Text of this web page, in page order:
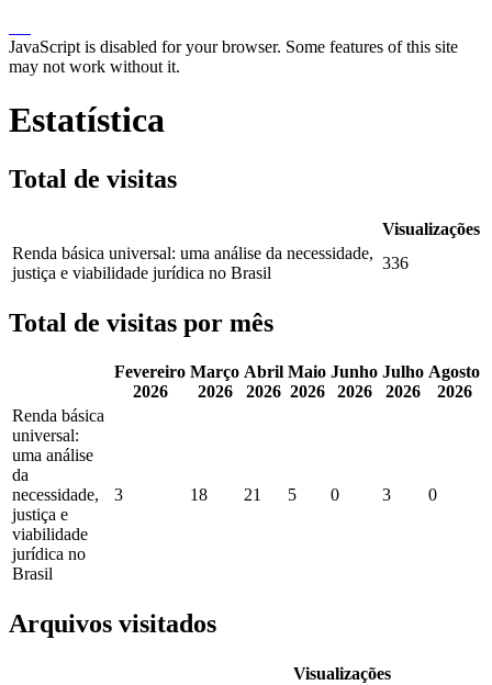
JavaScript is disabled for your browser. Some features of this site
may not work without it.
Estatística
Total de visitas
Visualizações
Renda básica universal: uma análise da necessidade,
justiça e viabilidade jurídica no Brasil
336
Total de visitas por mês
Fevereiro
2026
Março
2026
Abril
2026
Maio
2026
Junho
2026
Julho
2026
Agosto
2026
Renda básica
universal:
uma análise
da
necessidade,
justiça e
viabilidade
jurídica no
Brasil
3 18 21 5 0 3 0
Arquivos visitados
Visualizações